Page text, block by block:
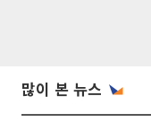
많이 본 뉴스